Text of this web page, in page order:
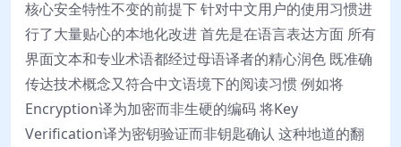
核心安全特性不变的前提下 针对中文用户的使用习惯进
行了大量贴心的本地化改进 首先是在语言表达方面 所有
界面文本和专业术语都经过母语译者的精心润色 既准确
传达技术概念又符合中文语境下的阅读习惯 例如将
Encryption译为加密而非生硬的编码 将Key
Verification译为密钥验证而非钥匙确认 这种地道的翻